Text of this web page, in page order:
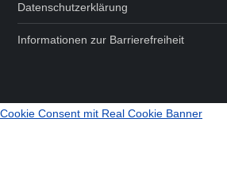
Datenschutzerklärung
Informationen zur Barrierefreiheit
Cookie Consent mit Real Cookie Banner